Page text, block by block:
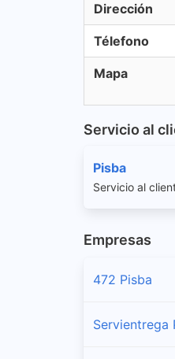
Dirección
Télefono
Mapa
Servicio al
Pisba
Servicio al
Empresas
472 Pisba
Servientrega